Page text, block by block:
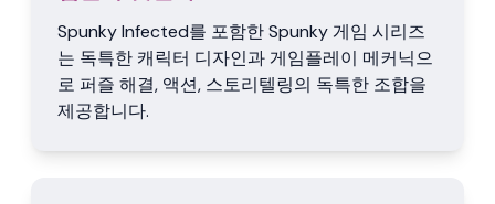
Spunky Infected를 포함한 Spunky 게임 시리즈
는 독특한 캐릭터 디자인과 게임플레이 메커닉으
로 퍼즐 해결, 액션, 스토리텔링의 독특한 조합을
제공합니다.